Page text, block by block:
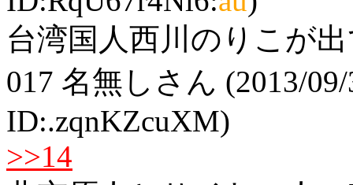
台湾国人西川のりこが
017 名無しさん (2013/
ID:.zqnKZcuXM)
>>14